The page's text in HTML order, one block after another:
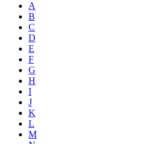
A
B
C
D
E
F
G
H
I
J
K
L
M